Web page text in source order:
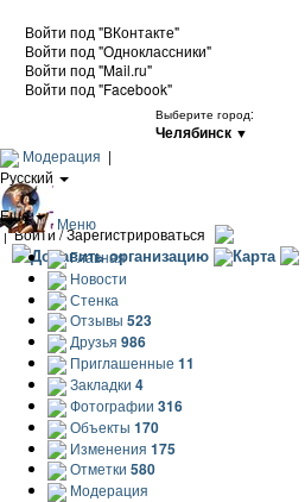
Войти под "ВКонтакте"
Войти под "Одноклассники"
Войти под "Mail.ru"
Войти под "Facebook"
Выберите город:
Челябинск ▼
Модерация |
Русский
|
Еще
|Войти / Зарегистрироваться
Добавить организацию Карта
Меню
Главная
Новости
Стенка
Отзывы 523
Друзья 986
Приглашенные 11
Закладки 4
Фотографии 316
Объекты 170
Изменения 175
Отметки 580
Модерация